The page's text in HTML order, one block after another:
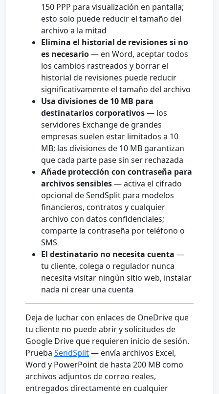
150 PPP para visualización en pantalla;
esto solo puede reducir el tamaño del
archivo a la mitad
Elimina el historial de revisiones si no
es necesario— en Word, aceptar todos
los cambios rastreados y borrar el
historial de revisiones puede reducir
significativamente el tamaño del archivo
Usa divisiones de 10 MB para
destinatarios corporativos— los
servidores Exchange de grandes
empresas suelen estar limitados a 10
MB; las divisiones de 10 MB garantizan
que cada parte pase sin ser rechazada
Añade protección con contraseña para
archivos sensibles— activa el cifrado
opcional de SendSplit para modelos
financieros, contratos y cualquier
archivo con datos confidenciales;
comparte la contraseña por teléfono o
SMS
El destinatario no necesita cuenta —
tu cliente, colega o regulador nunca
necesita visitar ningún sitio web, instalar
nada ni crear una cuenta
Deja de luchar con enlaces de OneDrive que
tu cliente no puede abrir y solicitudes de
Google Drive que requieren inicio de sesión.
Prueba SendSplit— envía archivos Excel,
Word y PowerPoint de hasta 200 MB como
archivos adjuntos de correo reales,
entregados directamente en cualquier